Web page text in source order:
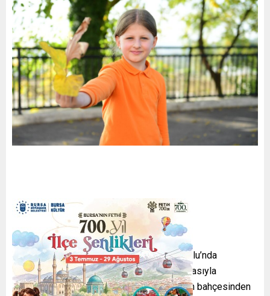
Osmangazi Belediyesi’nin Gündoğdu İlkokulu’nda
gerçekleştirdiği aktivitede, ‘herbaryum’ temasıyla
sonbaharın renkleri sanat ile buluştu. Okulun bahçesinden